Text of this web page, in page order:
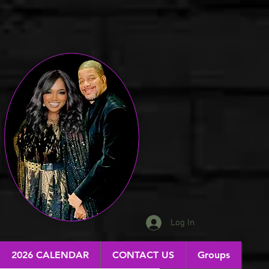
Log In
2026 CALENDAR CONTACT US Groups